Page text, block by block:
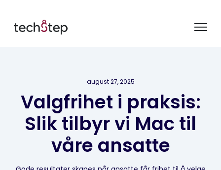
august 27, 2025
Valgfrihet i praksis:
Slik tilbyr vi Mac til
våre ansatte